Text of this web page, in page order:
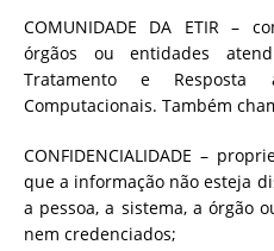
COMUNIDADE DA ETIR –
órgãos ou entidades
Tratamento e
Computacionais. Também
CONFIDENCIALIDADE –
que a informação não esteja
a pessoa, a sistema, a órgão
nem credenciados;